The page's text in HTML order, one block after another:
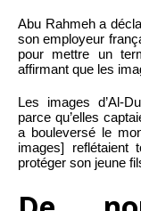
Abu Rahmeh a
son employeur
pour mettre un
affirmant que les
Les images d’Al-
parce qu’elles
a bouleversé le
images] reflétaient
protéger son jeune